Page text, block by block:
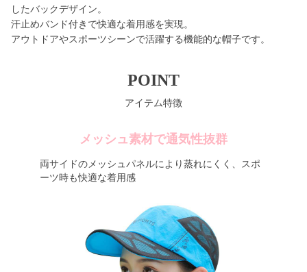
したバックデザイン。
汗止めバンド付きで快適な着用感を実現。
アウトドアやスポーツシーンで活躍する機能的な帽子です。
POINT
アイテム特徴
メッシュ素材で通気性抜群
両サイドのメッシュパネルにより蒸れにくく、スポ
ーツ時も快適な着用感